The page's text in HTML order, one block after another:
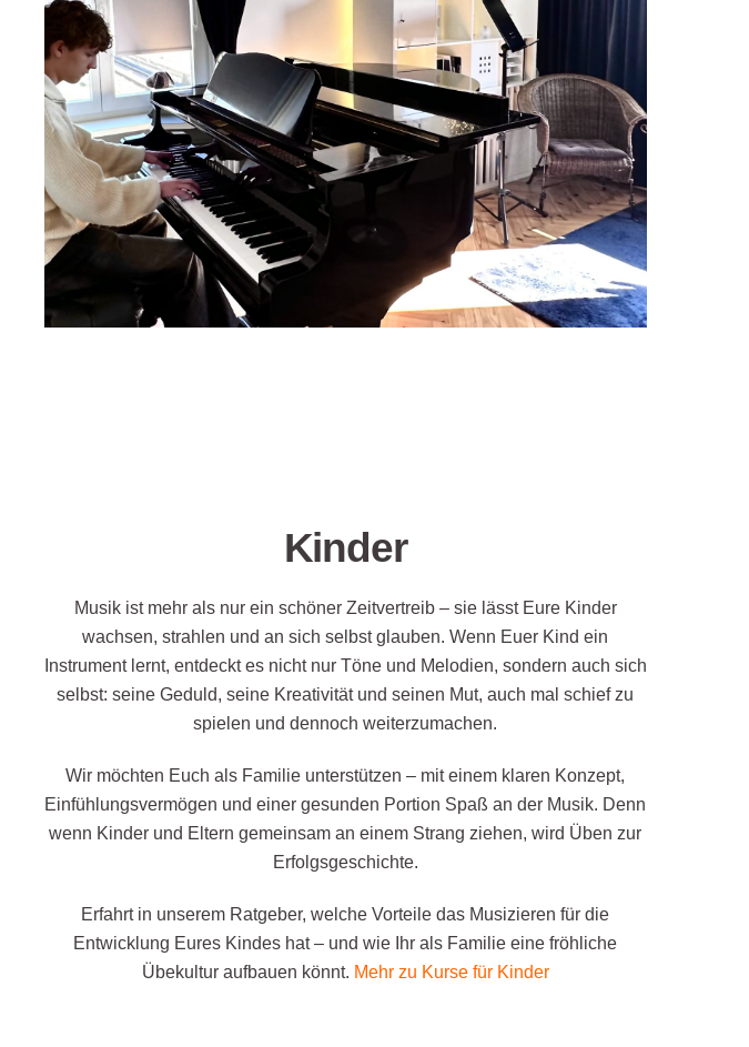
Kinder
Musik ist mehr als nur ein schöner Zeitvertreib – sie lässt Eure Kinder
wachsen, strahlen und an sich selbst glauben. Wenn Euer Kind ein
Instrument lernt, entdeckt es nicht nur Töne und Melodien, sondern auch sich
selbst: seine Geduld, seine Kreativität und seinen Mut, auch mal schief zu
spielen und dennoch weiterzumachen.
Wir möchten Euch als Familie unterstützen – mit einem klaren Konzept,
Einfühlungsvermögen und einer gesunden Portion Spaß an der Musik. Denn
wenn Kinder und Eltern gemeinsam an einem Strang ziehen, wird Üben zur
Erfolgsgeschichte.
Erfahrt in unserem Ratgeber, welche Vorteile das Musizieren für die
Entwicklung Eures Kindes hat – und wie Ihr als Familie eine fröhliche
Übekultur aufbauen könnt. Mehr zu Kurse für Kinder